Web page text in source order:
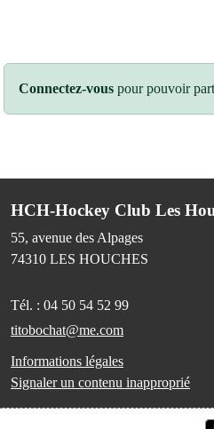
Connectez-vous pour pouvoir
HCH-Hockey Club Les
55, avenue des Alpages
74310 LES HOUCHES
Tél. : 04 50 54 52 99
titobochat@me.com
Informations légales
Signaler un contenu inapproprié